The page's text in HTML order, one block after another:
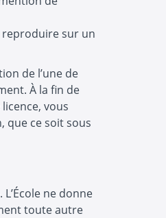
sur un
de l’une de
À la fin de
vous
que ce soit sous
ne donne
toute autre